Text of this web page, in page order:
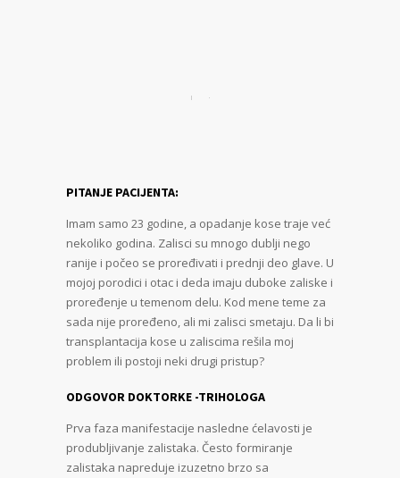
PITANJE PACIJENTA:
Imam samo 23 godine, a opadanje kose traje već
nekoliko godina. Zalisci su mnogo dublji nego
ranije i počeo se proređivati i prednji deo glave. U
mojoj porodici i otac i deda imaju duboke zaliske i
proređenje u temenom delu. Kod mene teme za
sada nije proređeno, ali mi zalisci smetaju. Da li bi
transplantacija kose u zaliscima rešila moj
problem ili postoji neki drugi pristup?
ODGOVOR DOKTORKE -TRIHOLOGA
Prva faza manifestacije nasledne ćelavosti je
produbljivanje zalistaka. Često formiranje
zalistaka napreduje izuzetno brzo sa